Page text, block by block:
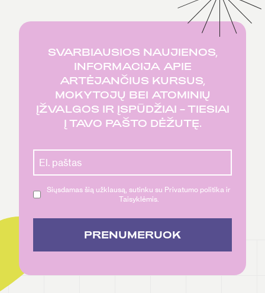
SVARBIAUSIOS NAUJIENOS,
INFORMACIJA APIE
ARTĖJANČIUS KURSUS,
MOKYTOJŲ BEI ATOMINIŲ
ĮŽVALGOS IR ĮSPŪDŽIAI – TIESIAI
Į TAVO PAŠTO DĖŽUTĘ.
Siųsdamas šią užklausą, sutinku su Privatumo politika ir
Taisyklėmis.
PRENUMERUOK